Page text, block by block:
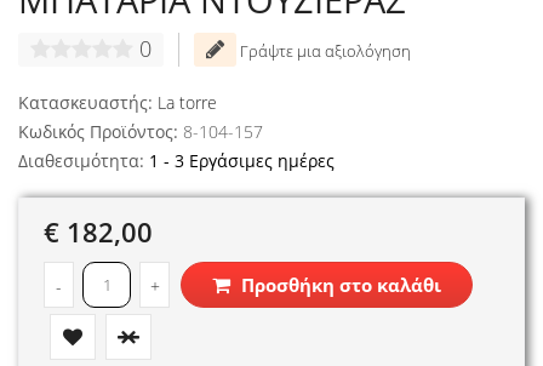
0 Γράψτε μια αξιολόγηση
Κατασκευαστής: La torre
Κωδικός Προϊόντος: 8-104-157
Διαθεσιμότητα: 1 - 3 Εργάσιμες ημέρες
€ 182,00
- + Προσθήκη στο καλάθι